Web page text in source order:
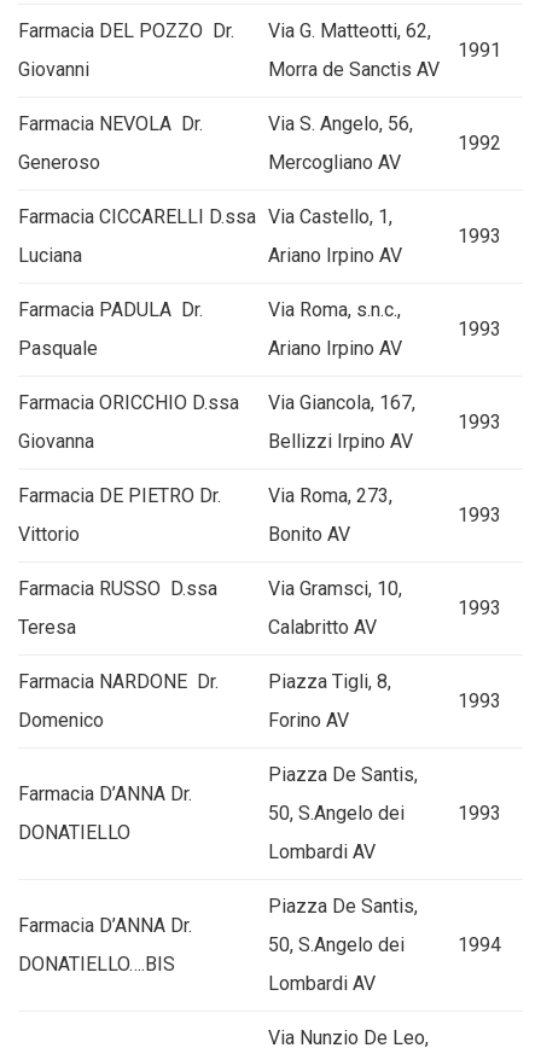
Farmacia DEL POZZO Dr.
Giovanni
Via G. Matteotti, 62,
Morra de Sanctis AV
1991
Farmacia NEVOLA Dr.
Generoso
Via S. Angelo, 56,
Mercogliano AV
1992
Farmacia CICCARELLI D.ssa
Luciana
Via Castello, 1,
Ariano Irpino AV
1993
Farmacia PADULA Dr.
Pasquale
Via Roma, s.n.c.,
Ariano Irpino AV
1993
Farmacia ORICCHIO D.ssa
Giovanna
Via Giancola, 167,
Bellizzi Irpino AV
1993
Farmacia DE PIETRO Dr.
Vittorio
Via Roma, 273,
Bonito AV
1993
Farmacia RUSSO D.ssa
Teresa
Via Gramsci, 10,
Calabritto AV
1993
Farmacia NARDONE Dr.
Domenico
Piazza Tigli, 8,
Forino AV
1993
Farmacia D’ANNA Dr.
DONATIELLO
Piazza De Santis,
50, S.Angelo dei
Lombardi AV
1993
Farmacia D’ANNA Dr.
DONATIELLO….BIS
Piazza De Santis,
50, S.Angelo dei
Lombardi AV
1994
Via Nunzio De Leo,